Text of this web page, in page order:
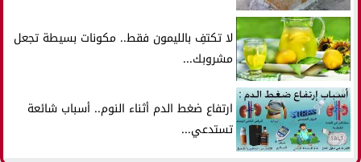
لا تكتفِ بالليمون فقط.. مكونات بسيطة تجعل
مشروبك...
ارتفاع ضغط الدم أثناء النوم.. أسباب شائعة
تستدعي...